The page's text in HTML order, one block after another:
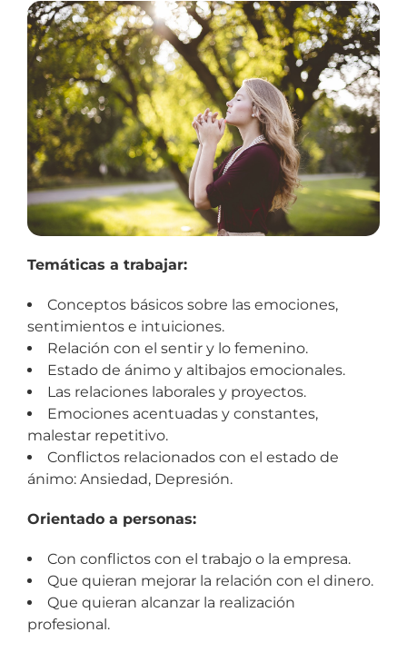
Temáticas a trabajar:
Conceptos básicos sobre las emociones,
sentimientos e intuiciones.
Relación con el sentir y lo femenino.
Estado de ánimo y altibajos emocionales.
Las relaciones laborales y proyectos.
Emociones acentuadas y constantes,
malestar repetitivo.
Conflictos relacionados con el estado de
ánimo: Ansiedad, Depresión.
Orientado a personas:
Con conflictos con el trabajo o la empresa.
Que quieran mejorar la relación con el dinero.
Que quieran alcanzar la realización
profesional.